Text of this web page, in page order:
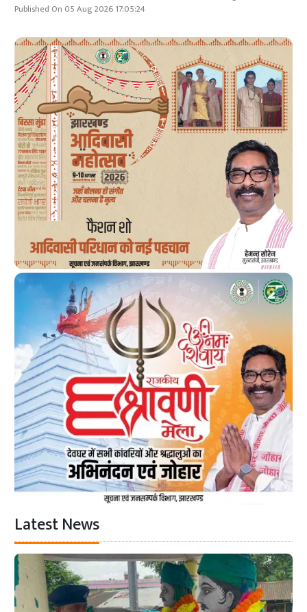
Published On 05 Aug 2026 17:05:24
Latest News